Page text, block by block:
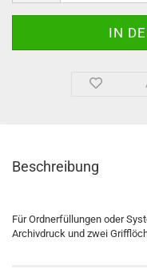
Beschreibung
Für Ordnerfüllungen oder
Archivdruck und zwei